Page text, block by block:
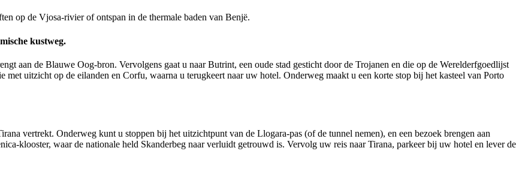
op de Vjosa-rivier of ontspan in de thermale baden van Benjë.
kustweg.
aan de Blauwe Oog-bron. Vervolgens gaat u naar Butrint, een oude stad gesticht door de Trojanen en die op de Werelderfgoedlijst
uitzicht op de eilanden en Corfu, waarna u terugkeert naar uw hotel. Onderweg maakt u een korte stop bij het kasteel van Porto
vertrekt. Onderweg kunt u stoppen bij het uitzichtpunt van de Llogara-pas (of de tunnel nemen), en een bezoek brengen aan
klooster, waar de nationale held Skanderbeg naar verluidt getrouwd is. Vervolg uw reis naar Tirana, parkeer bij uw hotel en lever de